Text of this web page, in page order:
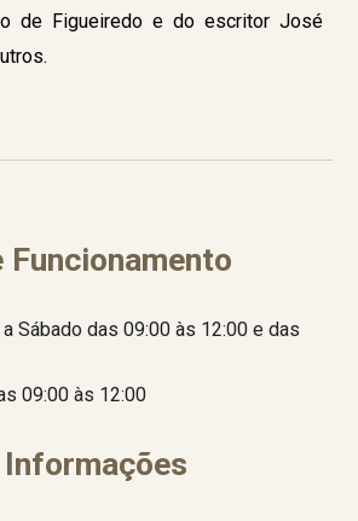
de Figueiredo e do escritor José
Funcionamento
Sábado das 09:00 às 12:00 e das
09:00 às 12:00